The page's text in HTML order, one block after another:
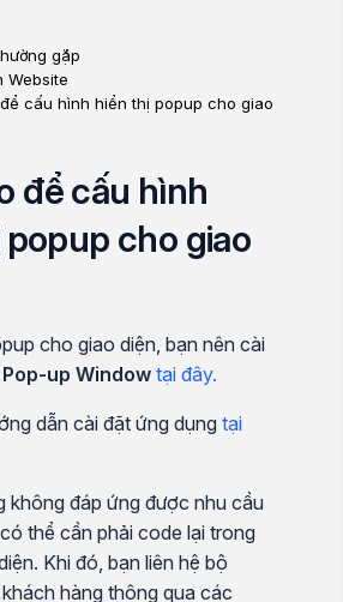
gặp
Website
cấu hình hiển thị popup cho giao
để cấu hình
cho giao
cho giao diện, bạn nên cài
Pop-up Window tại đây.
dẫn cài đặt ứng dụng tại
không đáp ứng được nhu cầu
thể cần phải code lại trong
Khi đó, bạn liên hệ bộ
hàng thông qua các